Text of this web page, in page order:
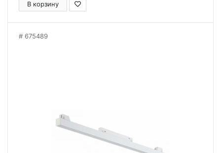
В корзину
675489